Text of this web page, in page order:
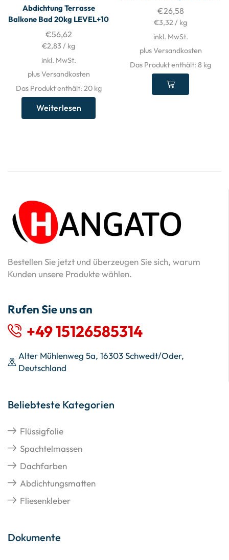
Abdichtung Terrasse
Balkone Bad 20kg LEVEL+10
€56,62
€2,83 / kg
inkl. MwSt.
plus Versandkosten
Das Produkt enthält: 20 kg
Weiterlesen
€26,58
€3,32 / kg
inkl. MwSt.
plus Versandkosten
Das Produkt enthält: 8 kg
Bestellen Sie jetzt und überzeugen Sie sich, warum
Kunden unsere Produkte wählen.
Rufen Sie uns an
+49 15126585314
Alter Mühlenweg 5a, 16303 Schwedt/Oder,
Deutschland
Beliebteste Kategorien
Flüssigfolie
Spachtelmassen
Dachfarben
Abdichtungsmatten
Fliesenkleber
Dokumente